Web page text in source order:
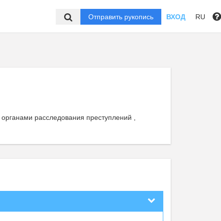
Отправить рукопись ВХОД RU
расследования преступлений ,